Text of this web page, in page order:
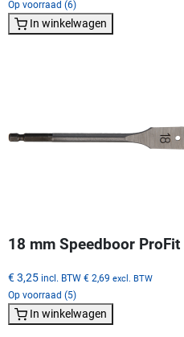
Op voorraad (6)
In winkelwagen
18 mm Speedboor ProFit
€ 3,25 incl. BTW € 2,69 excl. BTW
Op voorraad (5)
In winkelwagen